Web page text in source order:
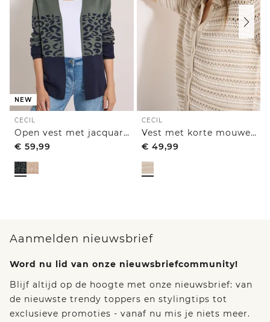
NEW
CECIL
Open vest met jacquardpatroon
€ 59,99
CECIL
Vest met korte mouwen en polokraag
€ 49,99
Aanmelden nieuwsbrief
Word nu lid van onze nieuwsbriefcommunity!
Blijf altijd op de hoogte met onze nieuwsbrief: van
de nieuwste trendy toppers en stylingtips tot
exclusieve promoties - vanaf nu mis je niets meer.